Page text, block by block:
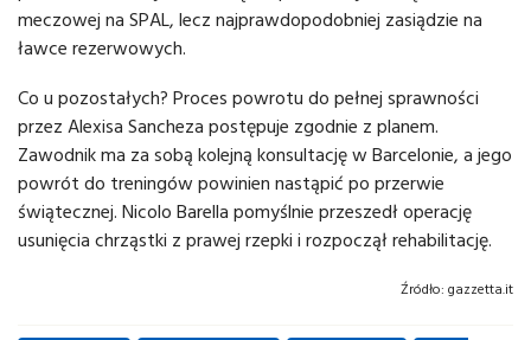
meczowej na SPAL, lecz najprawdopodobniej zasiądzie na
ławce rezerwowych.
Co u pozostałych? Proces powrotu do pełnej sprawności
przez Alexisa Sancheza postępuje zgodnie z planem.
Zawodnik ma za sobą kolejną konsultację w Barcelonie, a jego
powrót do treningów powinien nastąpić po przerwie
świątecznej. Nicolo Barella pomyślnie przeszedł operację
usunięcia chrząstki z prawej rzepki i rozpoczął rehabilitację.
Źródło: gazzetta.it